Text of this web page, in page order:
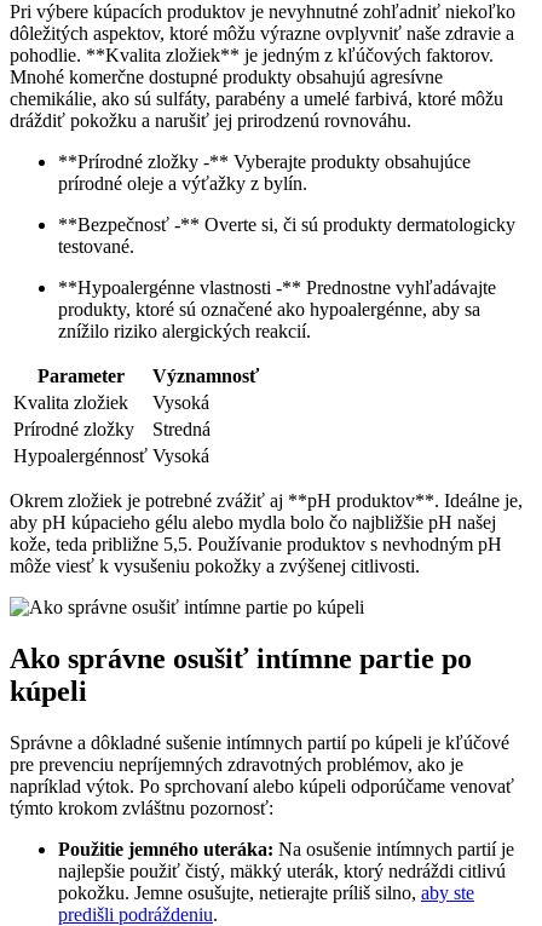
Pri výbere ⁢kúpacích produktov je nevyhnutné zohľadniť niekoľko
dôležitých aspektov, ktoré môžu‍ výrazne ovplyvniť naše zdravie a
pohodlie. **Kvalita‌ zložiek** ⁣je jedným z kľúčových faktorov.
Mnohé komerčne ‍dostupné produkty obsahujú agresívne
chemikálie,​ ako sú sulfáty, parabény a‍ umelé farbivá, ktoré⁣ môžu
dráždiť pokožku a narušiť jej prirodzenú rovnováhu.
**Prírodné zložky -** ⁣Vyberajte produkty obsahujúce
prírodné oleje‌ a výťažky z bylín.
**Bezpečnosť -** Overte si, či sú produkty⁢ dermatologicky
testované.
**Hypoalergénne vlastnosti -** Prednostne vyhľadávajte
produkty, ktoré sú‍ označené ako hypoalergénne, aby sa
znížilo riziko alergických reakcií.
Parameter
Významnosť
Kvalita zložiek
Vysoká
Prírodné zložky
Stredná
Hypoalergénnosť Vysoká
Okrem ‍zložiek​ je potrebné zvážiť aj **pH produktov**. Ideálne je,
aby ⁢pH kúpacieho gélu alebo‍ mydla bolo čo najbližšie pH našej
kože, teda približne⁢ 5,5. Používanie produktov ‍s nevhodným pH
môže ⁢viesť k vysušeniu pokožky a zvýšenej citlivosti.
Ako správne osušiť intímne partie po⁣
kúpeli
Správne a dôkladné sušenie intímnych partií po⁢ kúpeli je kľúčové
pre prevenciu nepríjemných zdravotných problémov, ako je
napríklad výtok. Po sprchovaní alebo kúpeli odporúčame venovať
týmto krokom zvláštnu pozornosť:
Použitie jemného uteráka: Na osušenie intímnych partií je
najlepšie použiť čistý, mäkký uterák, ktorý nedráždi citlivú
pokožku. Jemne ‍osušujte, netierajte príliš‍ silno, aby ste
predišli podráždeniu.